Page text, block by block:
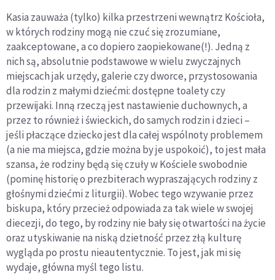
Kasia zauważa (tylko) kilka przestrzeni wewnątrz Kościoła,
w których rodziny mogą nie czuć się zrozumiane,
zaakceptowane, a co dopiero zaopiekowane(!). Jedną z
nich są, absolutnie podstawowe w wielu zwyczajnych
miejscach jak urzędy, galerie czy dworce, przystosowania
dla rodzin z małymi dziećmi: dostępne toalety czy
przewijaki. Inną rzeczą jest nastawienie duchownych, a
przez to również i świeckich, do samych rodzin i dzieci –
jeśli płaczące dziecko jest dla całej wspólnoty problemem
(a nie ma miejsca, gdzie można by je uspokoić), to jest mała
szansa, że rodziny będą się czuły w Kościele swobodnie
(pominę historię o prezbiterach wypraszających rodziny z
głośnymi dziećmi z liturgii). Wobec tego wzywanie przez
biskupa, który przecież odpowiada za tak wiele w swojej
diecezji, do tego, by rodziny nie bały się otwartości na życie
oraz utyskiwanie na niską dzietność przez złą kulturę
wygląda po prostu nieautentycznie. To jest, jak mi się
wydaje, główna myśl tego listu.